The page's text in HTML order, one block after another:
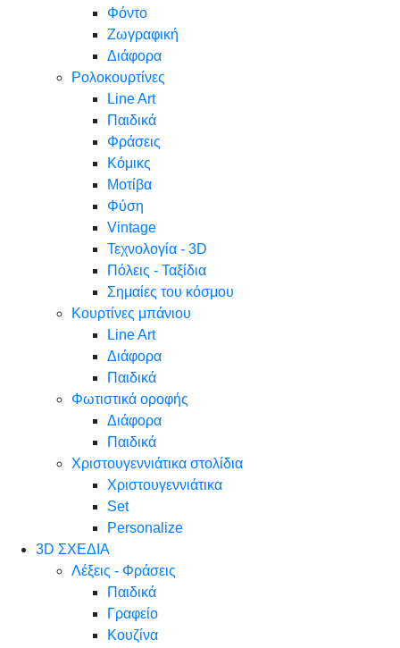
Φόντο
Ζωγραφική
Διάφορα
Ρολοκουρτίνες
Line Art
Παιδικά
Φράσεις
Κόμικς
Μοτίβα
Φύση
Vintage
Τεχνολογία - 3D
Πόλεις - Ταξίδια
Σημαίες του κόσμου
Κουρτίνες μπάνιου
Line Art
Διάφορα
Παιδικά
Φωτιστικά οροφής
Διάφορα
Παιδικά
Χριστουγεννιάτικα στολίδια
Χριστουγεννιάτικα
Set
Personalize
3D ΣΧΕΔΙΑ
Λέξεις - Φράσεις
Παιδικά
Γραφείο
Κουζίνα